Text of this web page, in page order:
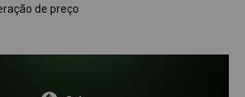
de preço